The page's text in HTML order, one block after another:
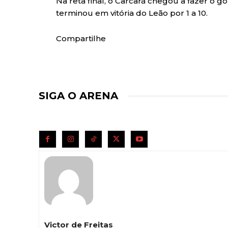
terminou em vitória do Leão por 1 a 10.
Compartilhe
SIGA O ARENA
Victor de Freitas